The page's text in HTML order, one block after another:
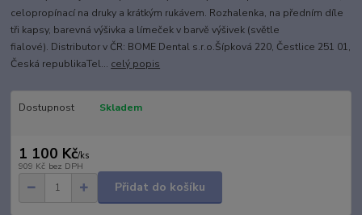
celopropínací na druky a krátkým rukávem. Rozhalenka, na předním díle
tři kapsy, barevná výšivka a límeček v barvě výšivek (světle
fialové). Distributor v ČR: BOME Dental s.r.o.Šípková 220, Čestlice 251 01,
Česká republikaTel... celý popis
Dostupnost Skladem
1 100 Kč/ks
909 Kč bez DPH
Přidat do košíku